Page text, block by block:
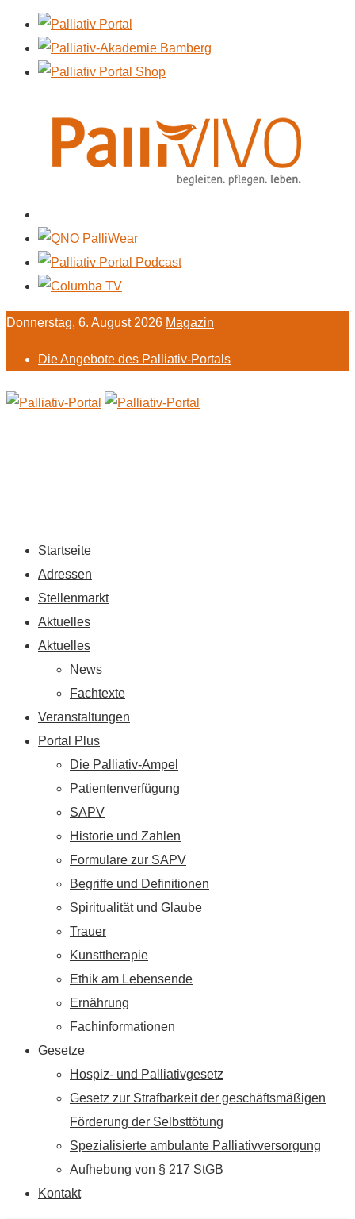
Donnerstag, 6. August 2026 Magazin
Die Angebote des Palliativ-Portals
Startseite
Adressen
Stellenmarkt
Aktuelles
Aktuelles
News
Fachtexte
Veranstaltungen
Portal Plus
Die Palliativ-Ampel
Patientenverfügung
SAPV
Historie und Zahlen
Formulare zur SAPV
Begriffe und Definitionen
Spiritualität und Glaube
Trauer
Kunsttherapie
Ethik am Lebensende
Ernährung
Fachinformationen
Gesetze
Hospiz- und Palliativgesetz
Gesetz zur Strafbarkeit der geschäftsmäßigen
Förderung der Selbsttötung
Spezialisierte ambulante Palliativversorgung
Aufhebung von § 217 StGB
Kontakt